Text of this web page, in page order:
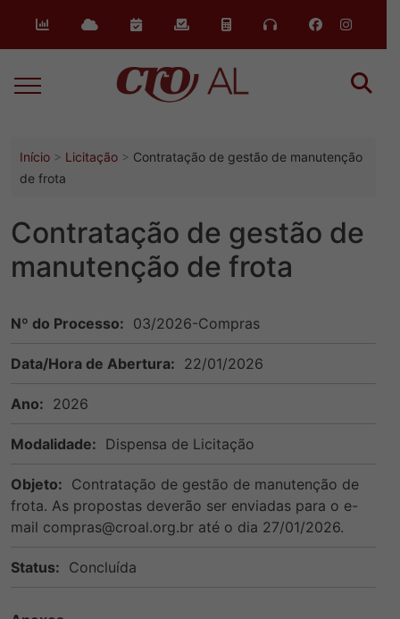
conteúdo
Início Licitação
Contratação de gestão de manutenção
de frota
Contratação de gestão de
manutenção de frota
Nº do Processo: 03/2026-Compras
Data/Hora de Abertura: 22/01/2026
Ano: 2026
Modalidade: Dispensa de Licitação
Objeto: Contratação de gestão de manutenção de
frota. As propostas deverão ser enviadas para o e-
mail compras@croal.org.br até o dia 27/01/2026.
Status: Concluída